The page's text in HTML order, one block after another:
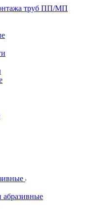
труб ПП/МП
абразивные